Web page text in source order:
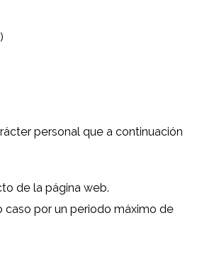
personal que a continuación
de la página web.
caso por un periodo máximo de